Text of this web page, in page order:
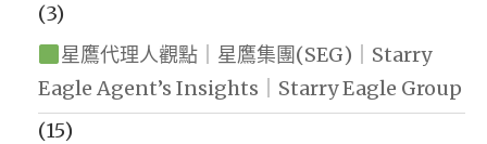
(3)
星鷹代理人觀點｜星鷹集團(SEG)｜Starry
Eagle Agent’s Insights｜Starry Eagle Group
(15)